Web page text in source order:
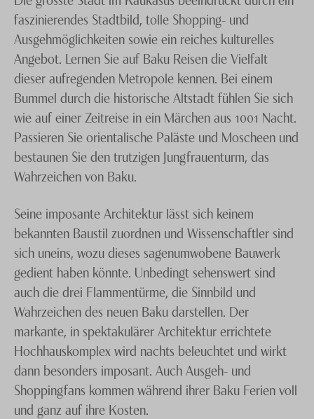
faszinierendes Stadtbild, tolle Shopping- und
Ausgehmöglichkeiten sowie ein reiches kulturelles
Angebot. Lernen Sie auf Baku Reisen die Vielfalt
dieser aufregenden Metropole kennen. Bei einem
Bummel durch die historische Altstadt fühlen Sie sich
wie auf einer Zeitreise in ein Märchen aus 1001 Nacht.
Passieren Sie orientalische Paläste und Moscheen und
bestaunen Sie den trutzigen Jungfrauenturm, das
Wahrzeichen von Baku.
Seine imposante Architektur lässt sich keinem
bekannten Baustil zuordnen und Wissenschaftler sind
sich uneins, wozu dieses sagenumwobene Bauwerk
gedient haben könnte. Unbedingt sehenswert sind
auch die drei Flammentürme, die Sinnbild und
Wahrzeichen des neuen Baku darstellen. Der
markante, in spektakulärer Architektur errichtete
Hochhauskomplex wird nachts beleuchtet und wirkt
dann besonders imposant. Auch Ausgeh- und
Shoppingfans kommen während ihrer Baku Ferien voll
und ganz auf ihre Kosten.